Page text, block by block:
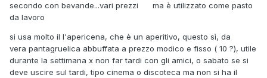
secondo con bevande...vari prezzi ma è utilizzato come pasto
da lavoro
si usa molto il l'apericena, che è un aperitivo, questo sì, da
vera pantagruelica abbuffata a prezzo modico e fisso ( 10 ?), utile
durante la settimana x non far tardi con gli amici, o sabato se si
deve uscire sul tardi, tipo cinema o discoteca ma non si ha il